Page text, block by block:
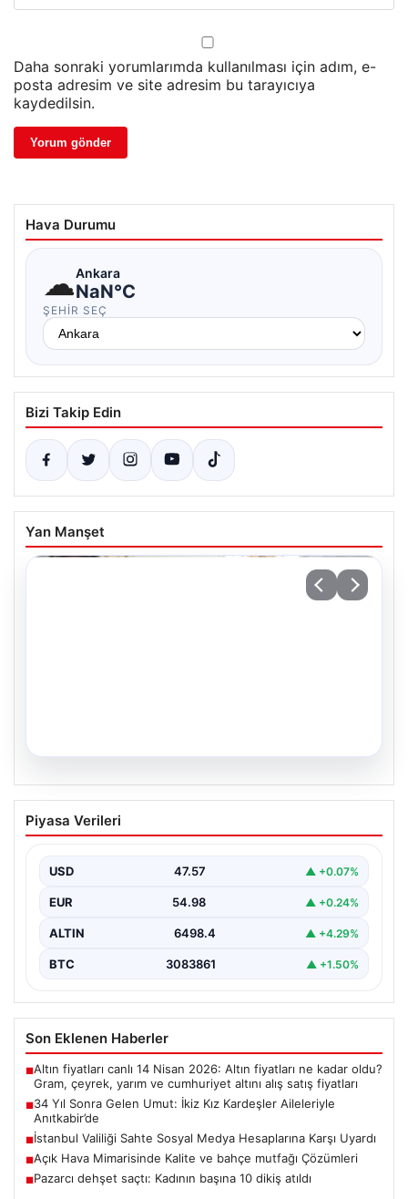
Daha sonraki yorumlarımda kullanılması için adım, e-
posta adresim ve site adresim bu tarayıcıya
kaydedilsin.
Hava Durumu
☁Ankara
NaN°C
ŞEHIR SEÇ
Bizi Takip Edin
Yan Manşet
05.08.2026
34 Yıl Sonra Gelen Umut: İkiz Kız
Kardeşler Aileleriyle Anıtkabir’de
(59) çifti, tam 34 yıllık bir bekleyişin…
Piyasa Verileri
USD 47.57 ▲ +0.07%
EUR 54.98 ▲ +0.24%
ALTIN 6498.4 ▲ +4.29%
BTC 3083861 ▲ +1.50%
Son Eklenen Haberler
■Altın fiyatları canlı 14 Nisan 2026: Altın fiyatları ne kadar oldu?
Gram, çeyrek, yarım ve cumhuriyet altını alış satış fiyatları
■34 Yıl Sonra Gelen Umut: İkiz Kız Kardeşler Aileleriyle
Anıtkabir’de
■İstanbul Valiliği Sahte Sosyal Medya Hesaplarına Karşı Uyardı
■Açık Hava Mimarisinde Kalite ve bahçe mutfağı Çözümleri
■Pazarcı dehşet saçtı: Kadının başına 10 dikiş atıldı